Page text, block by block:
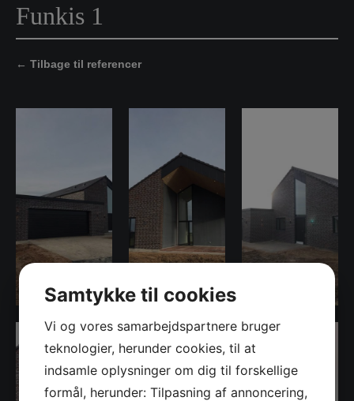
Funkis 1
← Tilbage til referencer
Samtykke til cookies
Vi og vores samarbejdspartnere bruger
teknologier, herunder cookies, til at
indsamle oplysninger om dig til forskellige
formål, herunder: Tilpasning af annoncering,